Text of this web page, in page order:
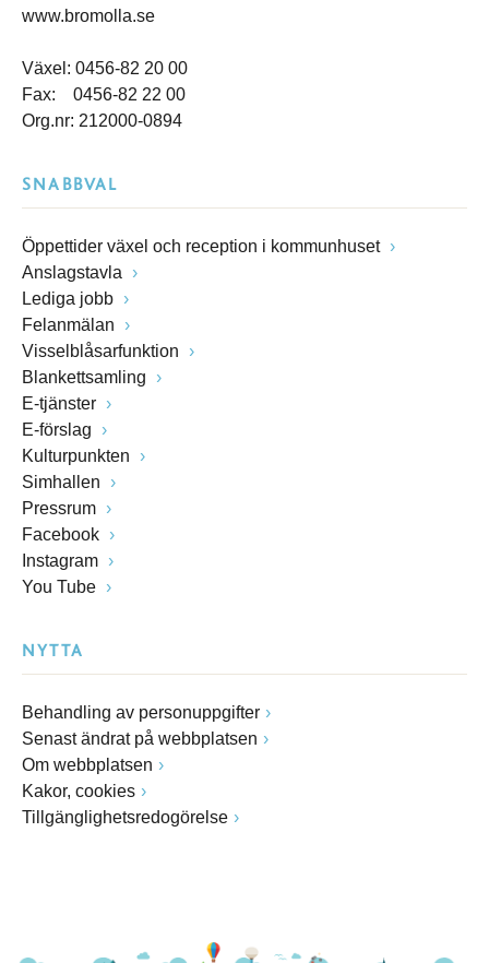
www.bromolla.se
Växel: 0456-82 20 00
Fax: 0456-82 22 00
Org.nr: 212000-0894
SNABBVAL
Öppettider växel och reception i kommunhuset
Anslagstavla
Lediga jobb
Felanmälan
Visselblåsarfunktion
Blankettsamling
E-tjänster
E-förslag
Kulturpunkten
Simhallen
Pressrum
Facebook
Instagram
You Tube
NYTTA
Behandling av personuppgifter
Senast ändrat på webbplatsen
Om webbplatsen
Kakor, cookies
Tillgänglighetsredogörelse